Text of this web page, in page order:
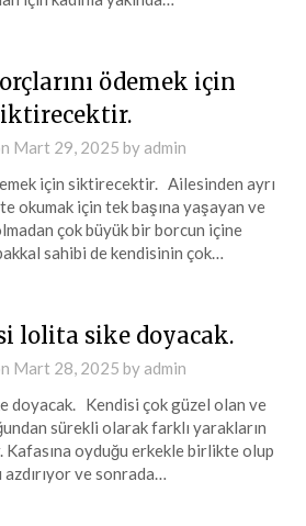
ödemek için
Mart 29, 2025 by admin
için siktirecektir. Ailesinden ayrı
okumak için tek başına yaşayan ve
çok büyük bir borcun içine
sahibi de kendisinin çok…
lolita sike doyacak.
Mart 28, 2025 by admin
doyacak. Kendisi çok güzel olan ve
sürekli olarak farklı yarakların
Kafasına oyduğu erkekle birlikte olup
azdırıyor ve sonrada…